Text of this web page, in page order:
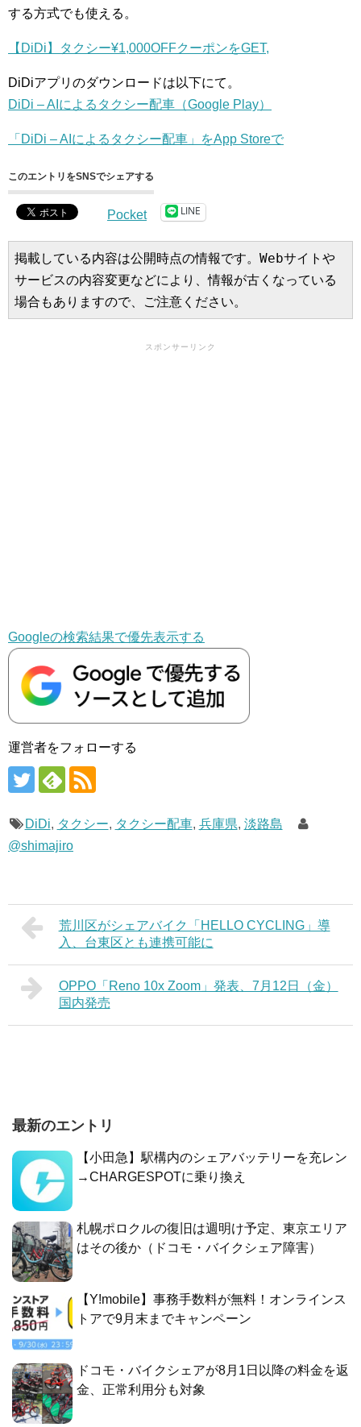
する方式でも使える。
【DiDi】タクシー¥1,000OFFクーポンをGET,
DiDiアプリのダウンロードは以下にて。
DiDi – AIによるタクシー配車（Google Play）
「DiDi – AIによるタクシー配車」をApp Storeで
このエントリをSNSでシェアする
Pocket LINE
掲載している内容は公開時点の情報です。Webサイトや
サービスの内容変更などにより、情報が古くなっている
場合もありますので、ご注意ください。
スポンサーリンク
Googleの検索結果で優先表示する
運営者をフォローする
DiDi, タクシー, タクシー配車, 兵庫県, 淡路島
@shimajiro
荒川区がシェアバイク「HELLO CYCLING」導
入、台東区とも連携可能に
OPPO「Reno 10x Zoom」発表、7月12日（金）
国内発売
最新のエントリ
【小田急】駅構内のシェアバッテリーを充レン
→CHARGESPOTに乗り換え
札幌ポロクルの復旧は週明け予定、東京エリア
はその後か（ドコモ・バイクシェア障害）
【Y!mobile】事務手数料が無料！オンラインス
トアで9月末までキャンペーン
ドコモ・バイクシェアが8月1日以降の料金を返
金、正常利用分も対象